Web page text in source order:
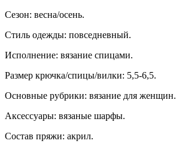
Сезон: весна/осень.
Стиль одежды: повседневный.
Исполнение: вязание спицами.
Размер крючка/спицы/вилки: 5,5-6,5.
Основные рубрики: вязание для женщин.
Аксессуары: вязаные шарфы.
Состав пряжи: акрил.